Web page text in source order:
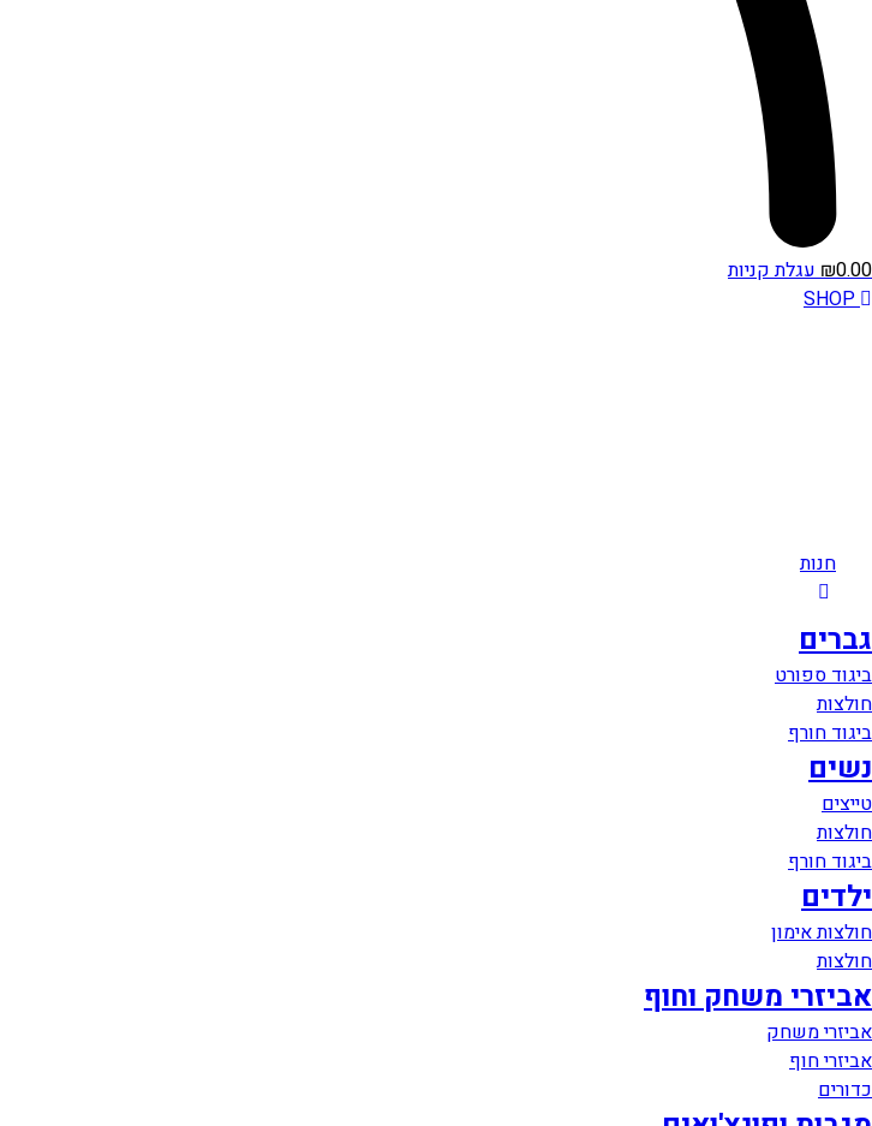
₪0.00
עגלת קניות
SHOP
חנות
גברים
ביגוד ספורט
חולצות
ביגוד חורף
נשים
טייצים
חולצות
ביגוד חורף
ילדים
חולצות אימון
חולצות
אביזרי משחק וחוף
אביזרי משחק
אביזרי חוף
כדורים